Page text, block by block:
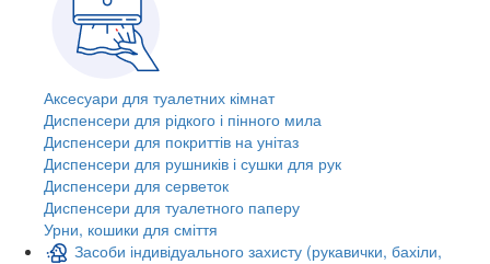
Аксесуари для туалетних кімнат
Диспенсери для рідкого і пінного мила
Диспенсери для покриттів на унітаз
Диспенсери для рушників і сушки для рук
Диспенсери для серветок
Диспенсери для туалетного паперу
Урни, кошики для сміття
Засоби індивідуального захисту (рукавички, бахіли,